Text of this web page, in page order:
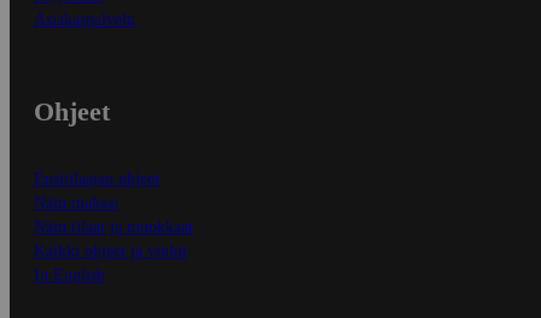
Asiakaspalvelu
Ohjeet
Ensitilaajan ohjeet
Näin maksat
Näin tilaat ja muokkaat
Kaikki ohjeet ja vinkit
In English